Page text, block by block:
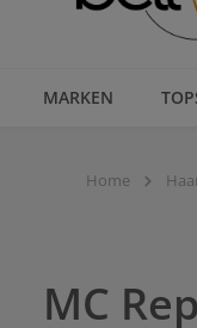
MARKEN
Home
MC